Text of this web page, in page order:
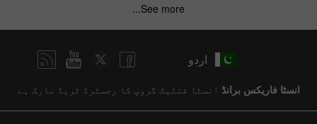
See more...
اردو
انسٹا فاریکس برانڈ انسٹا فنٹیک گروپ کا رجسٹرڈ ٹریڈ مارک ہے